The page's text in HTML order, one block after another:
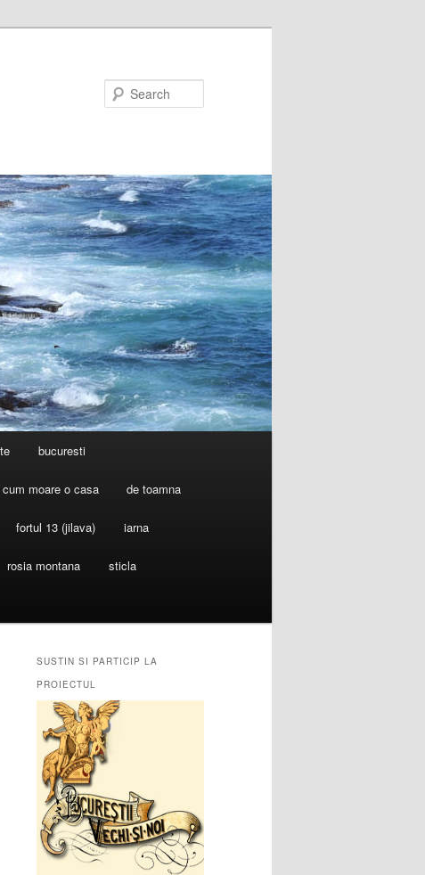
bucuresti
cum moare o casa de toamna
fortul 13 (jilava) iarna
rosia montana sticla
SUSTIN SI PARTICIP LA
PROIECTUL